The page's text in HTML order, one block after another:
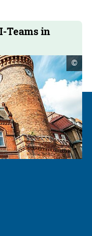
Teams in
©